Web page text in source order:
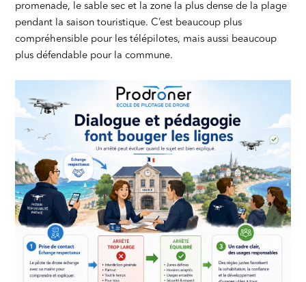
promenade, le sable sec et la zone la plus dense de la plage
pendant la saison touristique. C’est beaucoup plus
compréhensible pour les télépilotes, mais aussi beaucoup
plus défendable pour la commune.